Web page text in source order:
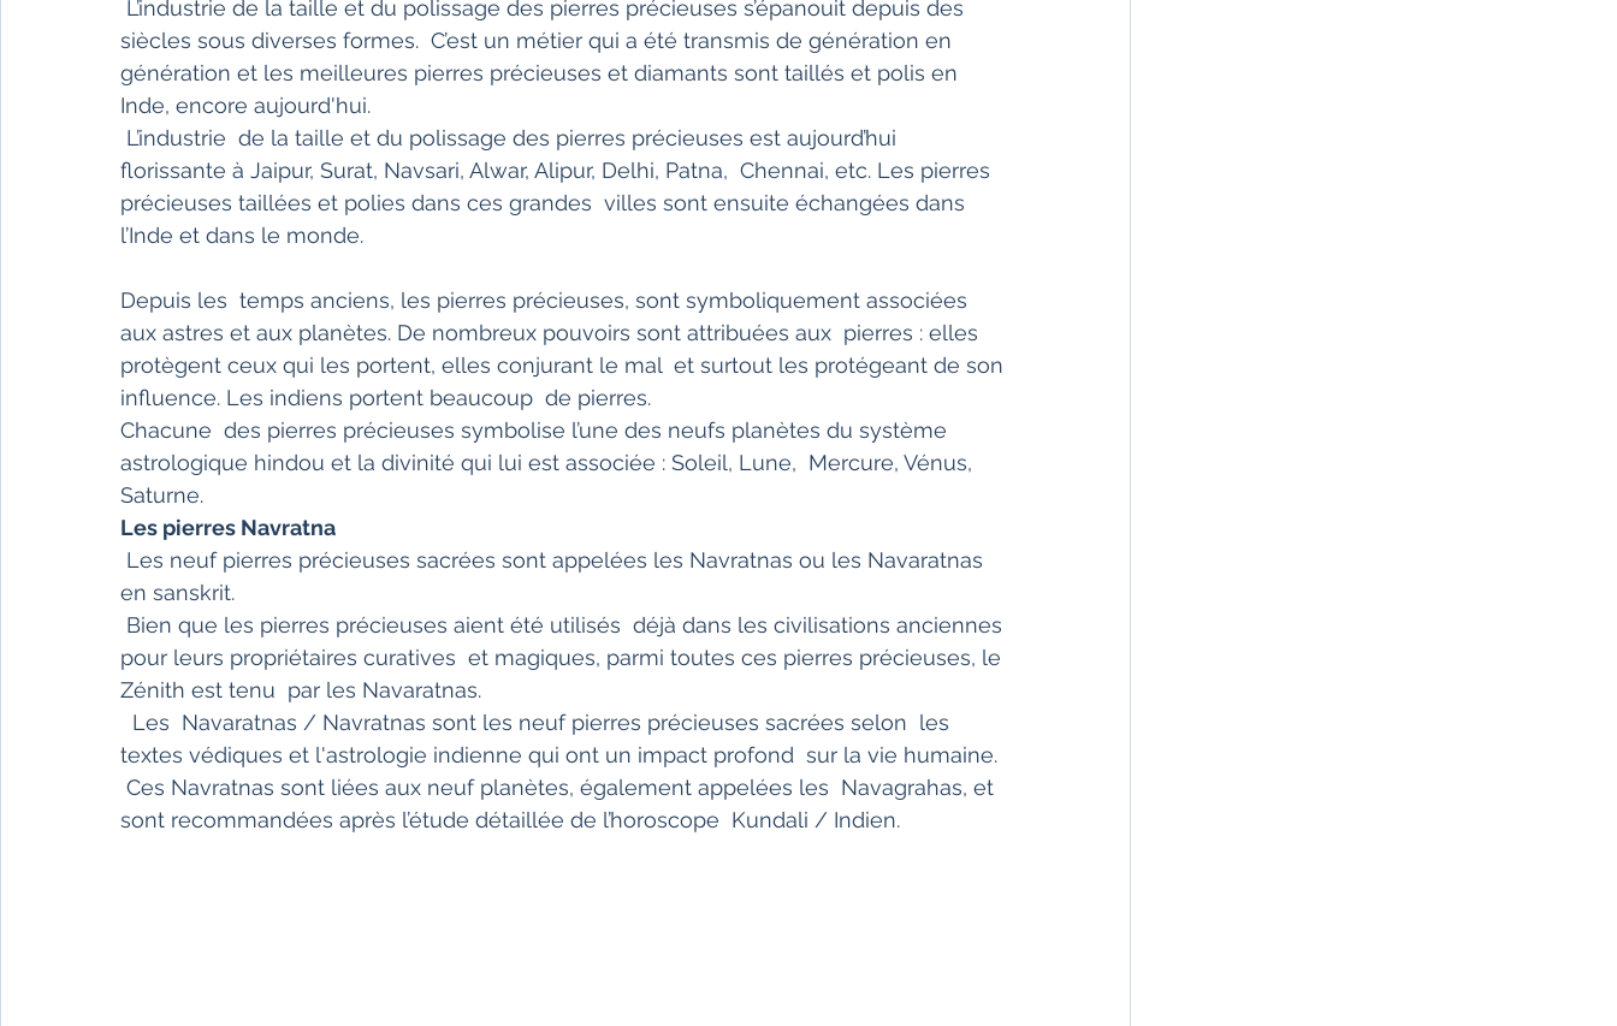
Littérature népalaise Littérature sri-lankaise Contes
siècles sous diverses formes.  C’est un métier qui a été transmis de génération en
génération et les meilleures pierres précieuses et diamants sont taillés et polis en
Inde, encore aujourd'hui.
florissante à Jaipur, Surat, Navsari, Alwar, Alipur, Delhi, Patna,  Chennai, etc. Les pierres
précieuses taillées et polies dans ces grandes  villes sont ensuite échangées dans
l’Inde et dans le monde.
Depuis les  temps anciens, les pierres précieuses, sont symboliquement associées
aux astres et aux planètes. De nombreux pouvoirs sont attribuées aux  pierres : elles
protègent ceux qui les portent, elles conjurant le mal  et surtout les protégeant de son
influence. Les indiens portent beaucoup  de pierres.
Chacune  des pierres précieuses symbolise l’une des neufs planètes du système
astrologique hindou et la divinité qui lui est associée : Soleil, Lune,  Mercure, Vénus,
Saturne.
Les pierres Navratna
en sanskrit.
pour leurs propriétaires curatives  et magiques, parmi toutes ces pierres précieuses, le
Zénith est tenu  par les Navaratnas.
textes védiques et l'astrologie indienne qui ont un impact profond  sur la vie humaine.
Ces Navratnas sont liées aux neuf planètes, également appelées les  Navagrahas, et
sont recommandées après l’étude détaillée de l’horoscope  Kundali / Indien.